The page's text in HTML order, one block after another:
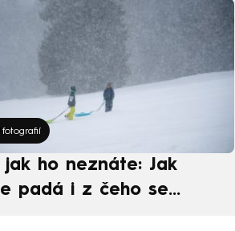
fotografií
jak ho neznáte: Jak
padá i z čeho se